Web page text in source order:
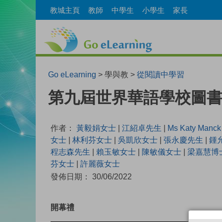
教城主頁 教師 中學生 小學生 家長
Go eLearning > 學與教 > 從閱讀中學習
第九屆世界華語學校圖
作者： 黃毅娟女士 江紹卓先生 Ms Katy Manck
女士
林利芬女士 吳凱欣女士 張永慶先生
鍾
程志森先生
賴玉敏女士 陳敏儀女士
梁嘉慧博
芬女士
許麗薇女士
發佈日期： 30/06/2022
開幕禮